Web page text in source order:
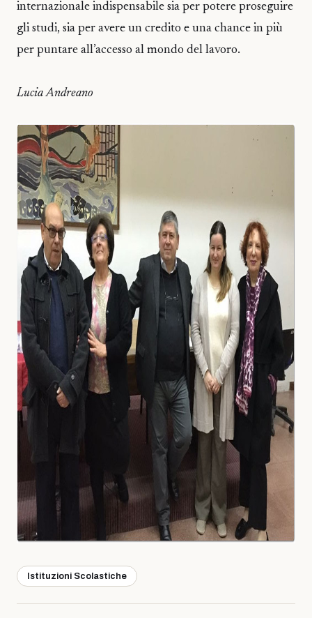
internazionale indispensabile sia per potere proseguire
gli studi, sia per avere un credito e una chance in più
per puntare all’accesso al mondo del lavoro.
Lucia Andreano
Istituzioni Scolastiche